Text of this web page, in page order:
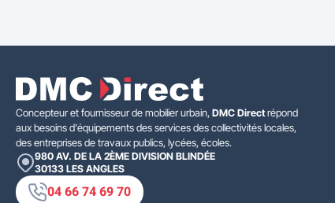
Concepteur et fournisseur de mobilier urbain, DMC Directrépond
aux besoins d'équipements des services des collectivités locales,
des entreprises de travaux publics, lycées, écoles.
980 AV. DE LA 2ÈME DIVISION BLINDÉE
30133 LES ANGLES
04 66 74 69 70